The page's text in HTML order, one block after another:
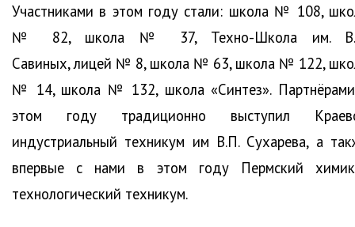
Участниками в этом году стали: школа № 108,
№ 82, школа № 37, Техно-Школа им.
Савиных, лицей № 8, школа № 63, школа № 122,
№ 14, школа № 132, школа «Синтез».
этом году традиционно выступил
индустриальный техникум им В.П. Сухарева, а
впервые с нами в этом году Пермский
технологический техникум.